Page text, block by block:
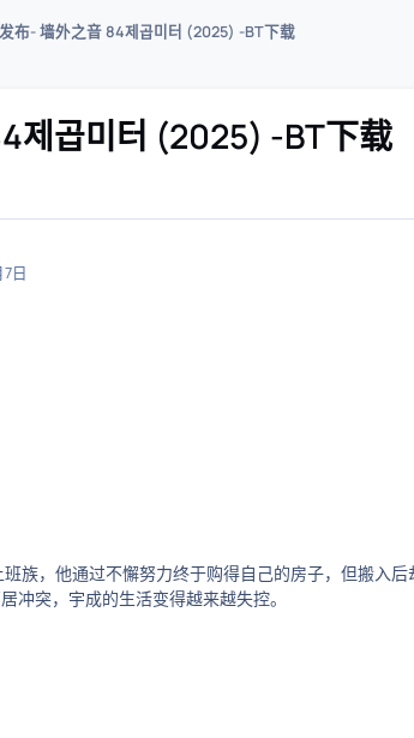
台
发布- 墙外之音 84제곱미터 (2025) -BT下载
제곱미터 (2025) -BT下载
日
族，他通过不懈努力终于购得自己的房子，但搬入
冲突，宇成的生活变得越来越失控。